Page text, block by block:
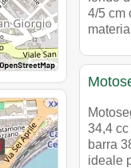
4/5 cm
34,4
barra
ideale